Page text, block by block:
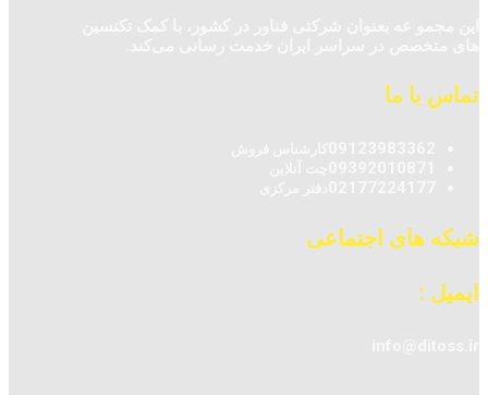
این مجمو عه بعنوان شرکتی فناور در کشور، با کمک تکنسین‌
تماس با ما
شبکه های اجتماعی
ایمیل :